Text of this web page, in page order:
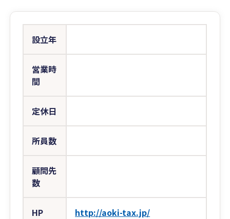
設立年
営業時
間
定休日
所員数
顧問先
数
HP http://aoki-tax.jp/